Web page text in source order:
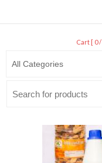
Cart [ 0 /